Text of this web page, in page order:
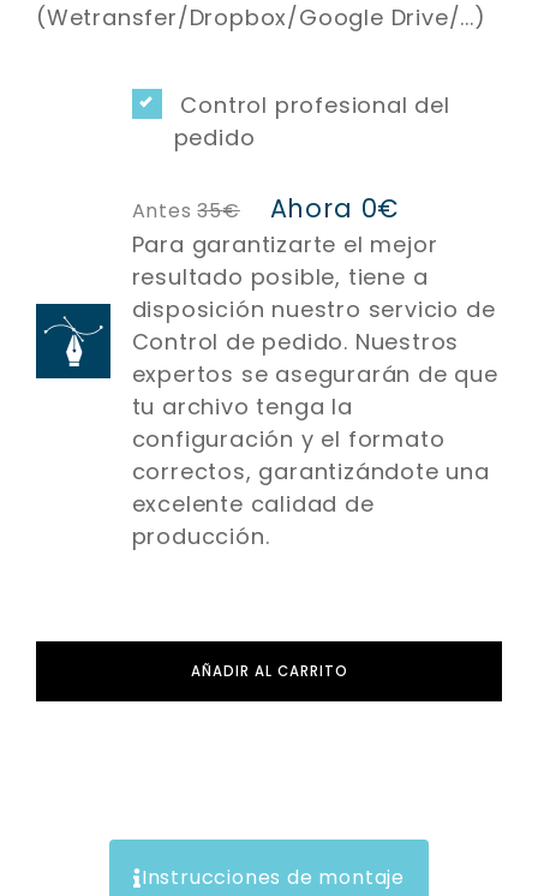
Instrucciones de montaje
(Wetransfer/Dropbox/Google Drive/...)
Control profesional del
pedido
Antes 35€ Ahora 0€
Para garantizarte el mejor
resultado posible, tiene a
disposición nuestro servicio de
Control de pedido. Nuestros
expertos se asegurarán de que
tu archivo tenga la
configuración y el formato
correctos, garantizándote una
excelente calidad de
producción.
AÑADIR AL CARRITO